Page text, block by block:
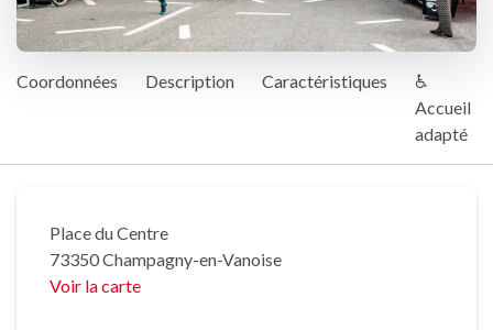
Coordonnées Description Caractéristiques
♿
Accueil
adapté
Place du Centre
73350 Champagny-en-Vanoise
Voir la carte